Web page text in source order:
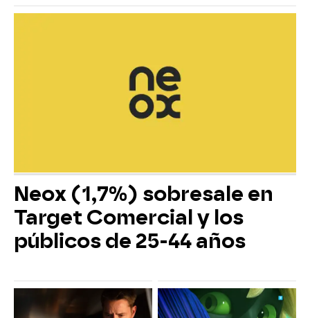
Neox (1,7%) sobresale en
Target Comercial y los
públicos de 25-44 años